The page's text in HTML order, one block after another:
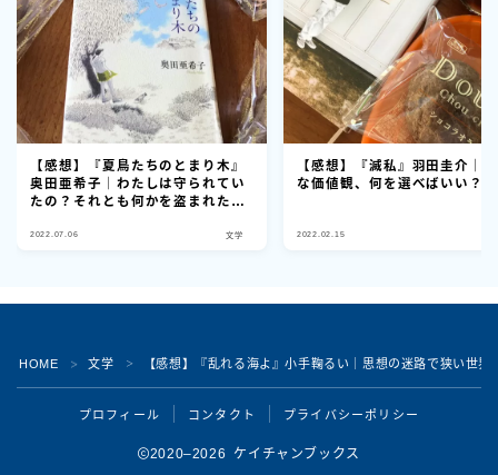
Follow Me
【感想】『夏鳥たちのとまり木』
奥田亜希子｜わたしは守られてい
たの？それとも何かを盗まれた
2022.07.06 文学
【感想】『滅私』羽田圭介｜
な価値観、何を選べばいい？
2022.02.15
HOME ＞ 文学 ＞ 【感想】『乱れる海よ』小手鞠るい｜思想の迷路で狭い世界
プロフィール コンタクト プライバシーポリシー
2020–2026 ケイチャンブックス